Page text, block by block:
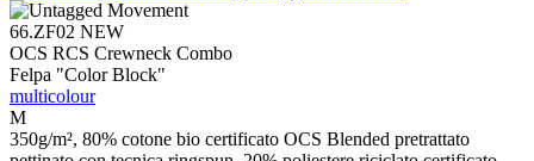
66.ZF02 NEW
OCS RCS Crewneck Combo
Felpa "Color Block"
multicolour
M
350g/m², 80% cotone bio certificato OCS Blended pretrattato